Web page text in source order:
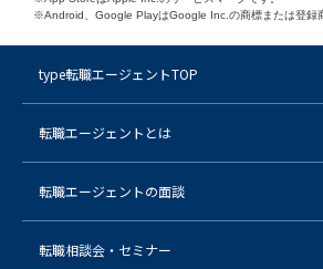
※Android、Google PlayはGoogle Inc.の商標または登録
type転職エージェントTOP
転職エージェントとは
転職エージェントの面談
転職相談会・セミナー